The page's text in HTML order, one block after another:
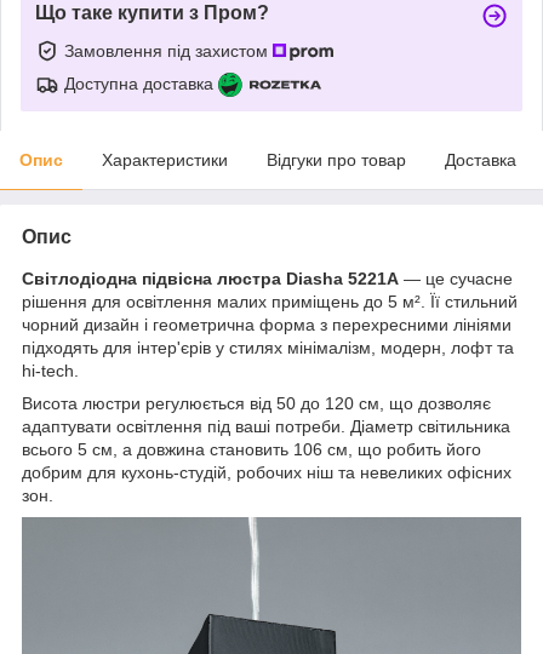
Що таке купити з Пром?
Замовлення під захистом
Доступна доставка
Опис Характеристики Відгуки про товар Доставка
Опис
Світлодіодна підвісна люстра Diasha 5221A — це сучасне
рішення для освітлення малих приміщень до 5 м². Її стильний
чорний дизайн і геометрична форма з перехресними лініями
підходять для інтер'єрів у стилях мінімалізм, модерн, лофт та
hi-tech.
Висота люстри регулюється від 50 до 120 см, що дозволяє
адаптувати освітлення під ваші потреби. Діаметр світильника
всього 5 см, а довжина становить 106 см, що робить його
добрим для кухонь-студій, робочих ніш та невеликих офісних
зон.